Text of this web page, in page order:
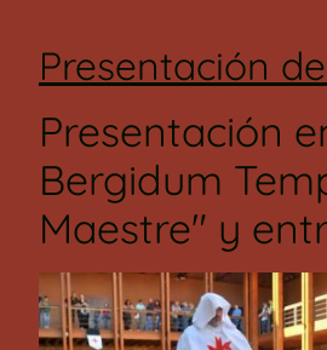
Presentación
Presentación
Bergidum
Maestre" y